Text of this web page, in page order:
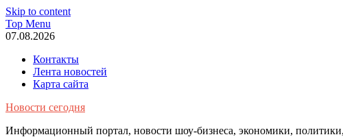
Skip to content
Top Menu
07.08.2026
Контакты
Лента новостей
Карта сайта
Новости сегодня
Информационный портал, новости шоу-бизнеса, экономики,